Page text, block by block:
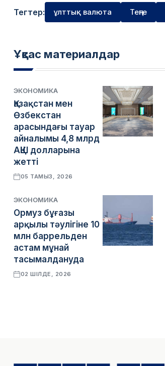
Тегтер: ұлттық валюта Теңге
Ұқсас материалдар
ЭКОНОМИКА
Қазақстан мен
Өзбекстан
арасындағы тауар
айналымы 4,8 млрд
АҚШ долларына
жетті
05 ТАМЫЗ, 2026
ЭКОНОМИКА
Ормуз бұғазы
арқылы тәулігіне 10
млн баррельден
астам мұнай
тасымалдануда
02 ШІЛДЕ, 2026